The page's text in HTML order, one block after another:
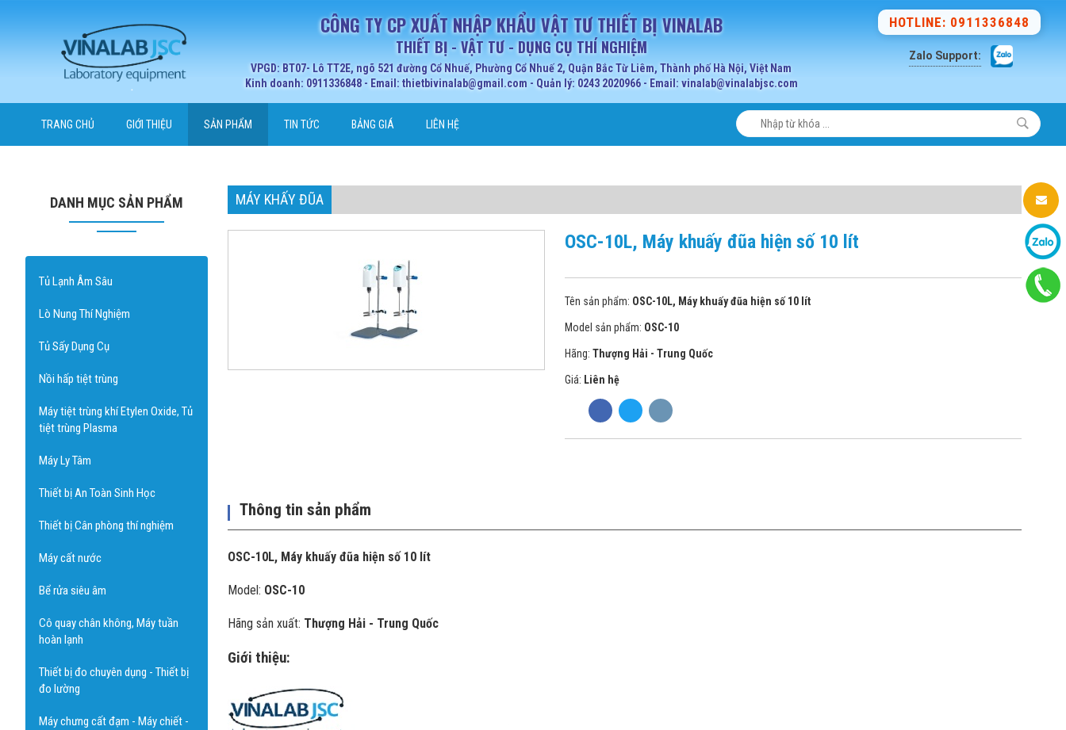
CÔNG TY CP XUẤT NHẬP KHẨU VẬT TƯ THIẾT BỊ VINALAB
THIẾT BỊ - VẬT TƯ - DỤNG CỤ THÍ NGHIỆM
VPGD: BT07- Lô TT2E, ngõ 521 đường Cổ Nhuế, Phường Cổ Nhuế 2, Quận Bắc Từ Liêm, Thành phố Hà Nội, Việt Nam
Kinh doanh: 0911336848 - Email: thietbivinalab@gmail.com - Quản lý: 0243 2020966 - Email: vinalab@vinalabjsc.com
HOTLINE: 0911336848
Zalo Support:
TRANG CHỦ GIỚI THIỆU SẢN PHẨM TIN TỨC BẢNG GIÁ LIÊN HỆ
DANH MỤC SẢN PHẨM
Tủ Lạnh Âm Sâu
Lò Nung Thí Nghiệm
Tủ Sấy Dụng Cụ
Nồi hấp tiệt trùng
Máy tiệt trùng khí Etylen Oxide, Tủ
tiệt trùng Plasma
Máy Ly Tâm
Thiết bị An Toàn Sinh Học
Thiết bị Cân phòng thí nghiệm
Máy cất nước
Bể rửa siêu âm
Cô quay chân không, Máy tuần
hoàn lạnh
Thiết bị đo chuyên dụng - Thiết bị
đo lường
Máy chưng cất đạm - Máy chiết -
MÁY KHẤY ĐŨA
OSC-10L, Máy khuấy đũa hiện số 10 lít
Tên sản phẩm: OSC-10L, Máy khuấy đũa hiện số 10 lít
Model sản phẩm: OSC-10
Hãng: Thượng Hải - Trung Quốc
Giá: Liên hệ
Thông tin sản phẩm
OSC-10L, Máy khuấy đũa hiện số 10 lít
Model: OSC-10
Hãng sản xuất: Thượng Hải - Trung Quốc
Giới thiệu: